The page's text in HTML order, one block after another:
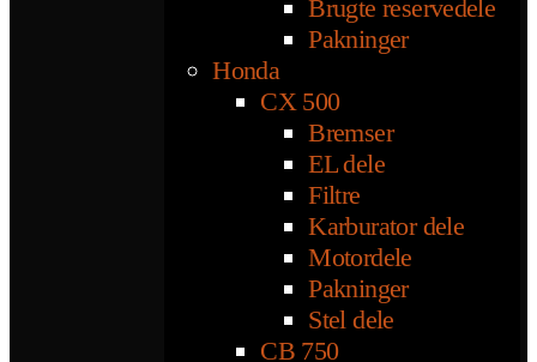
Brugte reservedele
Pakninger
Honda
CX 500
Bremser
EL dele
Filtre
Karburator dele
Motordele
Pakninger
Stel dele
CB 750